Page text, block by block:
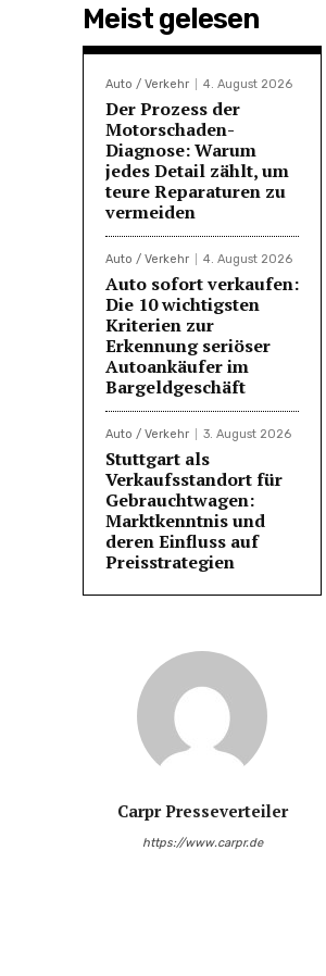
Meist gelesen
Auto / Verkehr 4. August 2026
Der Prozess der
Motorschaden-
Diagnose: Warum
jedes Detail zählt, um
teure Reparaturen zu
vermeiden
Auto / Verkehr 4. August 2026
Auto sofort verkaufen:
Die 10 wichtigsten
Kriterien zur
Erkennung seriöser
Autoankäufer im
Bargeldgeschäft
Auto / Verkehr 3. August 2026
Stuttgart als
Verkaufsstandort für
Gebrauchtwagen:
Marktkenntnis und
deren Einfluss auf
Preisstrategien
Carpr Presseverteiler
https://www.carpr.de